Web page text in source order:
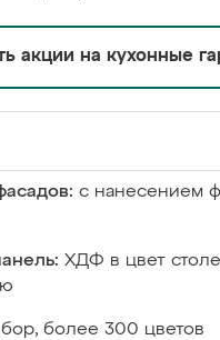
акции на кухонные
с нанесением
ХДФ в цвет
более 300 цветов